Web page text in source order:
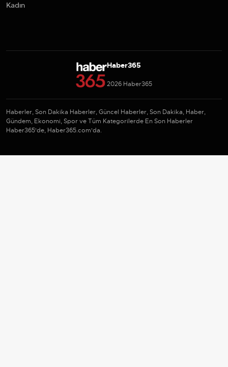
Kadın
Haber365
2026 Haber365
Haberler, Son Dakika Haberler, Güncel Haberler, Son Dakika, Haber,
Gündem, Ekonomi, Spor ve Tüm Kategorilerde En Son Haberler
Haber365'de, Haber365.com'da.